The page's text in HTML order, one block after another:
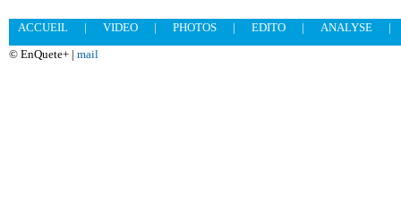
ACCUEIL | VIDEO | PHOTOS | EDITO | ANALYSE
|
© EnQuete+ | mail